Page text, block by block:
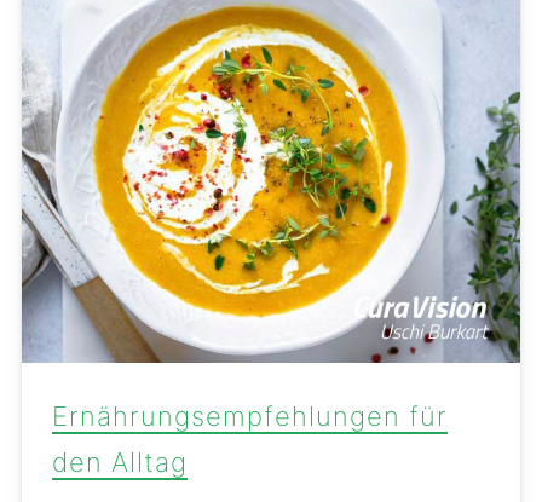
Ernährungsempfehlungen für
den Alltag